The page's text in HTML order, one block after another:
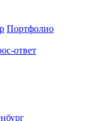
Портфолио
ответ